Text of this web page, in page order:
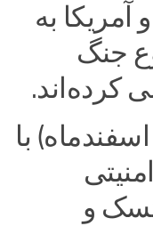
آمریکا به
جنگ
کرده‌اند.
فوریه (دوم اسفندماه) با
و